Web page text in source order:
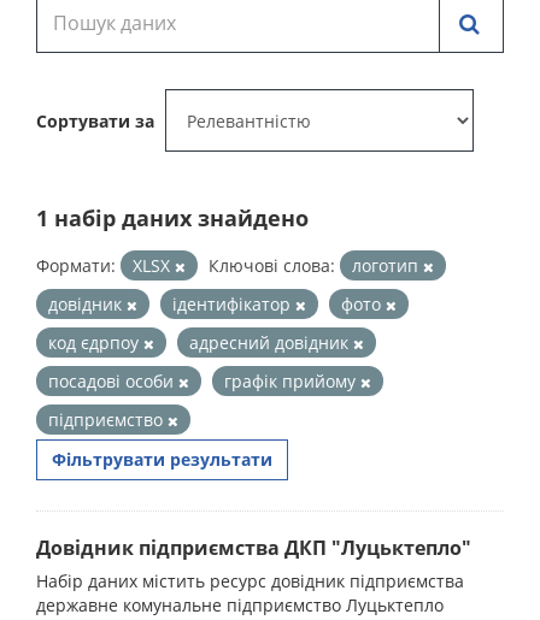
Сортувати за
1 набір даних знайдено
Формати: XLSX Ключові слова:
логотип
довідник
ідентифікатор
фото
код єдрпоу
адресний довідник
посадові особи
графік прийому
підприємство
Фільтрувати результати
Довідник підприємства ДКП "Луцьктепло"
Набір даних містить ресурс довідник підприємства
державне комунальне підприємство Луцьктепло